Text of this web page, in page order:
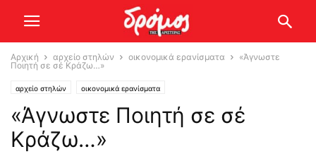
Αρχική αρχείο στηλών οικονομικά ερανίσματα
«Άγνωστε
Ποιητή σε σέ Kράζω…»
αρχείο στηλών οικονομικά ερανίσματα
«Άγνωστε Ποιητή σε σέ
Kράζω…»